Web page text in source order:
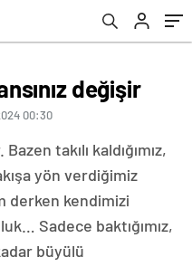
değişir
00:30
takılı kaldığımız,
yön verdiğimiz
derken kendimizi
Sadece baktığımız,
büyülü